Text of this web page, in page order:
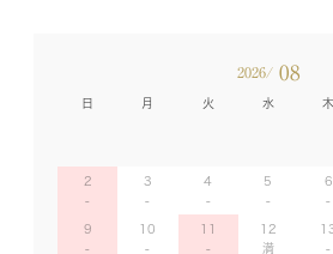
2026/ 08
日 月 火 水 木
2 3 4 5 6
9 10 11 12